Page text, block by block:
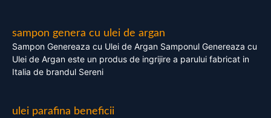
sampon genera cu ulei de argan
Sampon Genereaza cu Ulei de Argan Samponul Genereaza cu
Ulei de Argan este un produs de ingrijire a parului fabricat in
Italia de brandul Sereni
ulei parafina beneficii